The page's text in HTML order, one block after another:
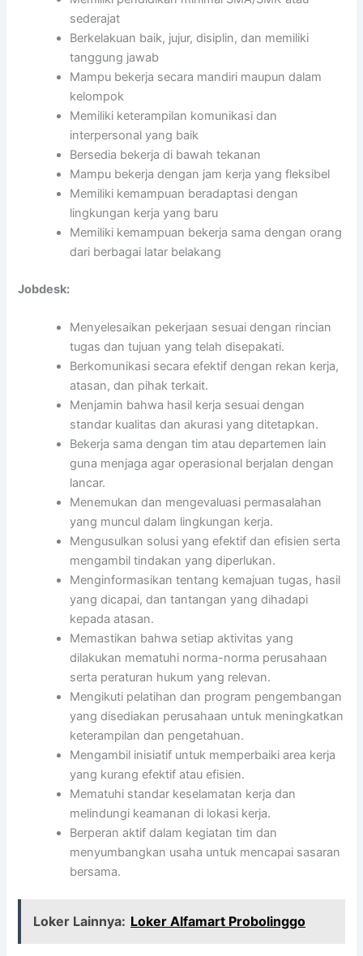
sederajat
Berkelakuan baik, jujur, disiplin, dan memiliki
tanggung jawab
Mampu bekerja secara mandiri maupun dalam
kelompok
Memiliki keterampilan komunikasi dan
interpersonal yang baik
Bersedia bekerja di bawah tekanan
Mampu bekerja dengan jam kerja yang fleksibel
Memiliki kemampuan beradaptasi dengan
lingkungan kerja yang baru
Memiliki kemampuan bekerja sama dengan orang
dari berbagai latar belakang
Jobdesk:
Menyelesaikan pekerjaan sesuai dengan rincian
tugas dan tujuan yang telah disepakati.
Berkomunikasi secara efektif dengan rekan kerja,
atasan, dan pihak terkait.
Menjamin bahwa hasil kerja sesuai dengan
standar kualitas dan akurasi yang ditetapkan.
Bekerja sama dengan tim atau departemen lain
guna menjaga agar operasional berjalan dengan
lancar.
Menemukan dan mengevaluasi permasalahan
yang muncul dalam lingkungan kerja.
Mengusulkan solusi yang efektif dan efisien serta
mengambil tindakan yang diperlukan.
Menginformasikan tentang kemajuan tugas, hasil
yang dicapai, dan tantangan yang dihadapi
kepada atasan.
Memastikan bahwa setiap aktivitas yang
dilakukan mematuhi norma-norma perusahaan
serta peraturan hukum yang relevan.
Mengikuti pelatihan dan program pengembangan
yang disediakan perusahaan untuk meningkatkan
keterampilan dan pengetahuan.
Mengambil inisiatif untuk memperbaiki area kerja
yang kurang efektif atau efisien.
Mematuhi standar keselamatan kerja dan
melindungi keamanan di lokasi kerja.
Berperan aktif dalam kegiatan tim dan
menyumbangkan usaha untuk mencapai sasaran
bersama.
Loker Lainnya: Loker Alfamart Probolinggo